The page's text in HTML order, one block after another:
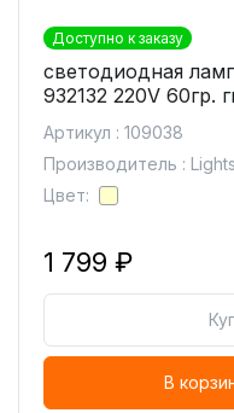
Доступно к заказу
светодиодная
932132 220V 60гр.
Артикул : 109038
Производитель :
Цвет:
1 799 ₽
В